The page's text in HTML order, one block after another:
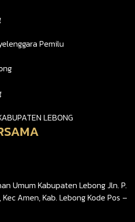
Pemilu
LEBONG
Umum Kabupaten Lebong Jln. P.
Amen, Kab. Lebong Kode Pos –